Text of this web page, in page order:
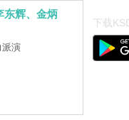
东辉、金炳
派演
下载